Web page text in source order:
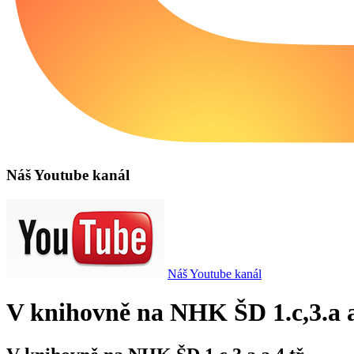
Náš Youtube kanál
Náš Youtube kanál
V knihovně na NHK ŠD 1.c,3.a